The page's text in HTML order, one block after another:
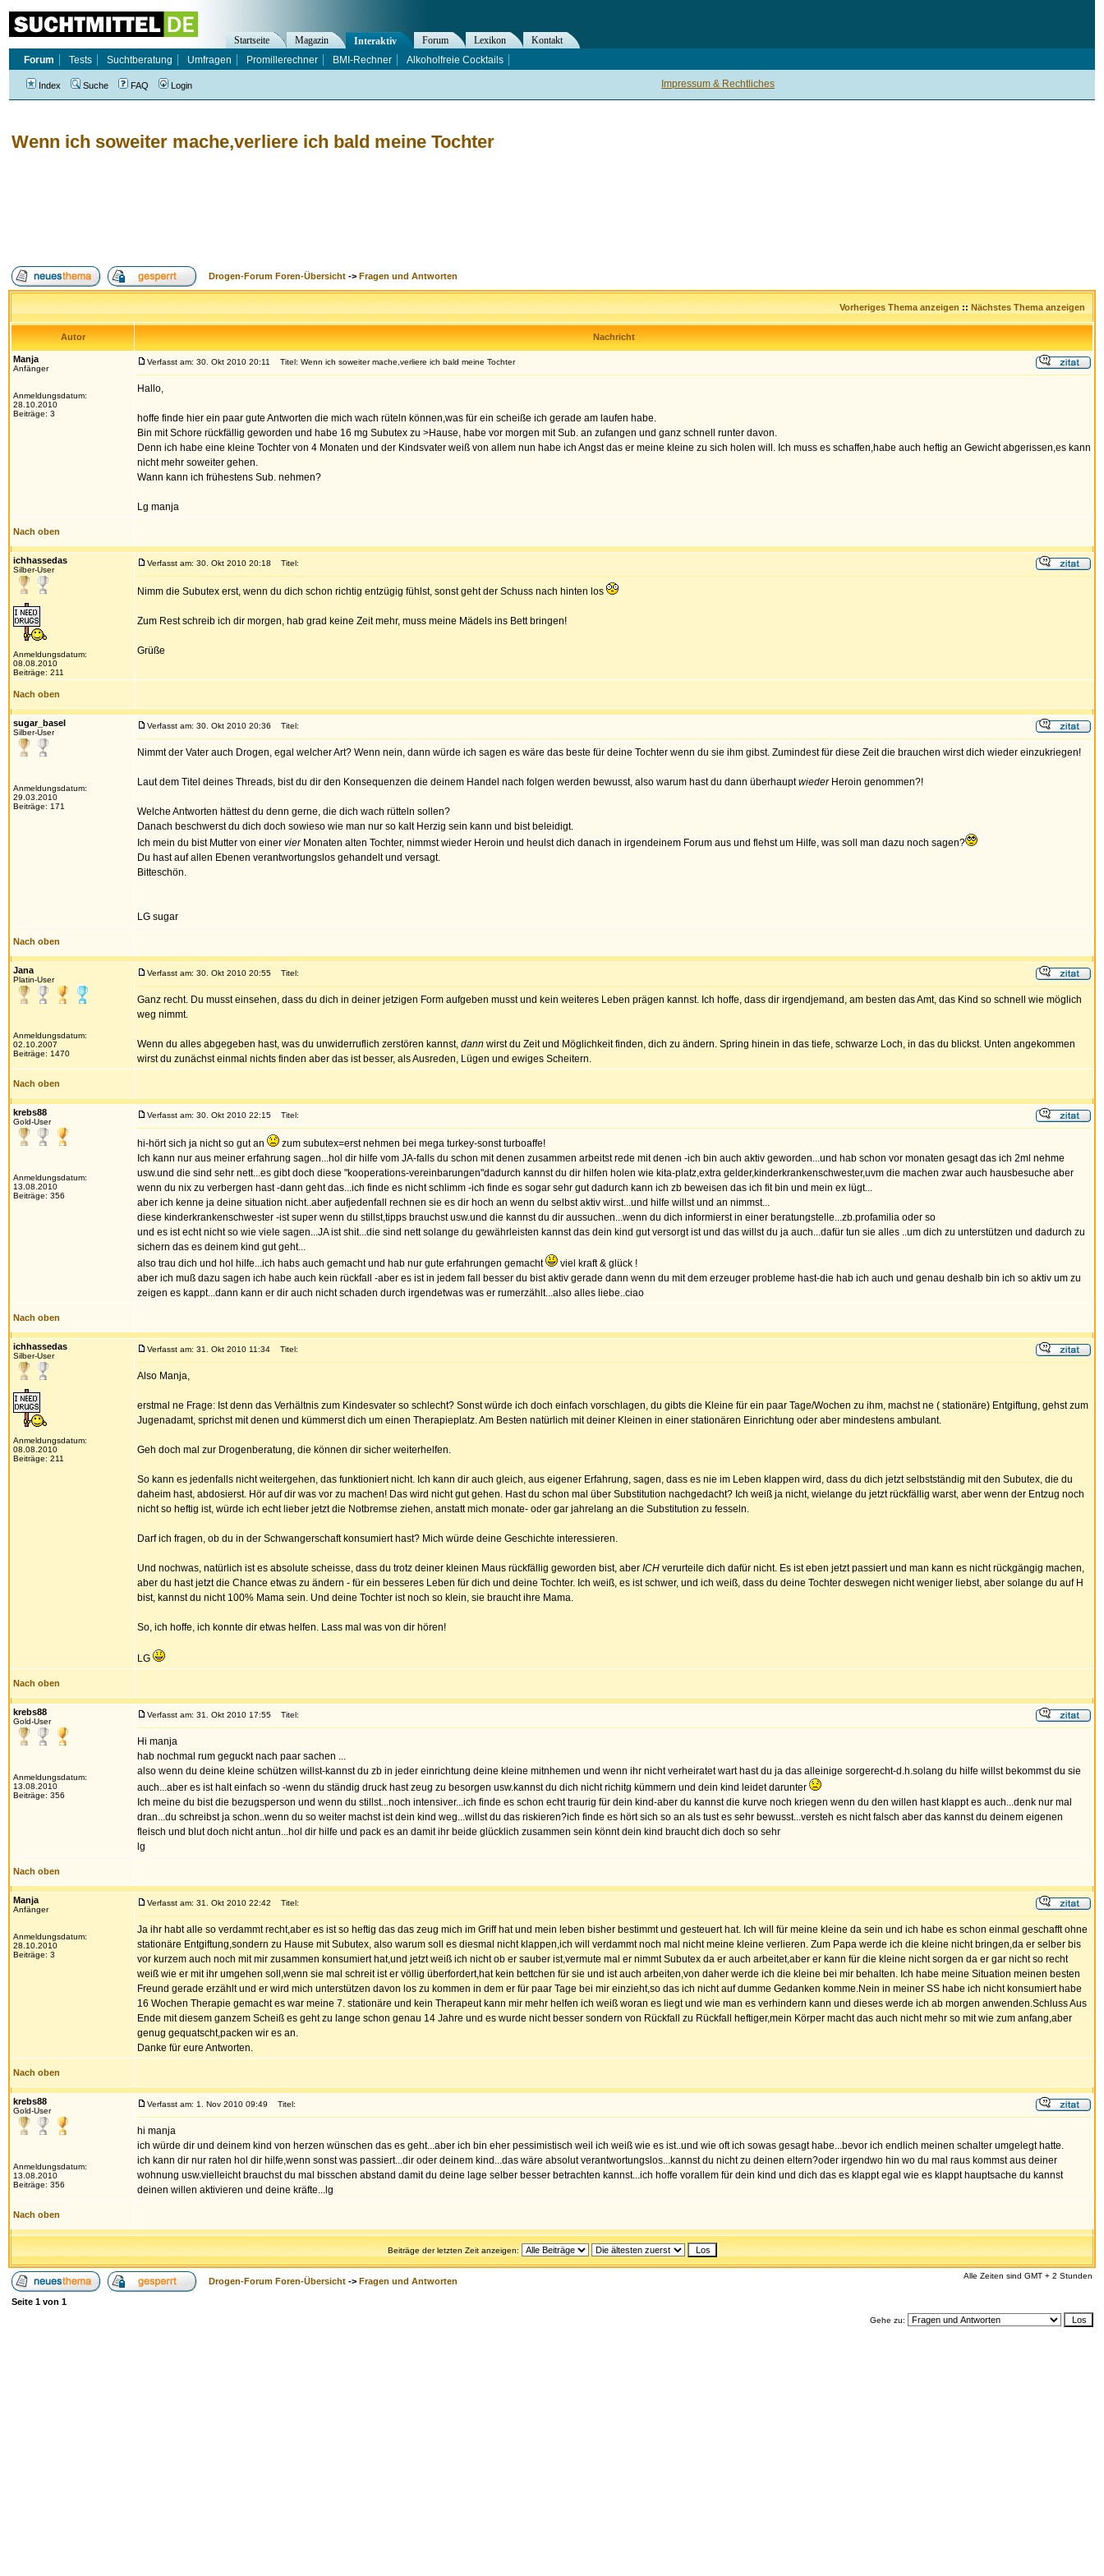
Wenn ich soweiter mache,verliere ich bald meine Tochter
Drogen-Forum Foren-Übersicht -> Fragen und Antworten
Vorheriges Thema anzeigen :: Nächstes Thema anzeigen
Autor Nachricht
Manja
Anfänger
Anmeldungsdatum:
28.10.2010
Beiträge: 3
Verfasst am: 30. Okt 2010 20:11 Titel: Wenn ich soweiter mache,verliere ich bald meine Tochter
Hallo,
hoffe finde hier ein paar gute Antworten die mich wach rüteln können,was für ein scheiße ich gerade am laufen habe.
Bin mit Schore rückfällig geworden und habe 16 mg Subutex zu >Hause, habe vor morgen mit Sub. an zufangen und ganz schnell runter davon.
Denn ich habe eine kleine Tochter von 4 Monaten und der Kindsvater weiß von allem nun habe ich Angst das er meine kleine zu sich holen will. Ich muss es schaffen,habe auch heftig an Gewicht abgerissen,es kann
nicht mehr soweiter gehen.
Wann kann ich frühestens Sub. nehmen?
Lg manja
Nach oben
ichhassedas
Silber-User
Anmeldungsdatum:
08.08.2010
Beiträge: 211
Verfasst am: 30. Okt 2010 20:18 Titel:
Nimm die Subutex erst, wenn du dich schon richtig entzügig fühlst, sonst geht der Schuss nach hinten los
Zum Rest schreib ich dir morgen, hab grad keine Zeit mehr, muss meine Mädels ins Bett bringen!
Grüße
Nach oben
sugar_basel
Silber-User
Anmeldungsdatum:
29.03.2010
Beiträge: 171
Verfasst am: 30. Okt 2010 20:36 Titel:
Nimmt der Vater auch Drogen, egal welcher Art? Wenn nein, dann würde ich sagen es wäre das beste für deine Tochter wenn du sie ihm gibst. Zumindest für diese Zeit die brauchen wirst dich wieder einzukriegen!
Laut dem Titel deines Threads, bist du dir den Konsequenzen die deinem Handel nach folgen werden bewusst, also warum hast du dann überhauptwiederHeroin genommen?!
Welche Antworten hättest du denn gerne, die dich wach rütteln sollen?
Danach beschwerst du dich doch sowieso wie man nur so kalt Herzig sein kann und bist beleidigt.
Ich mein du bist Mutter von einer vierMonaten alten Tochter, nimmst wieder Heroin und heulst dich danach in irgendeinem Forum aus und flehst um Hilfe, was soll man dazu noch sagen?
Du hast auf allen Ebenen verantwortungslos gehandelt und versagt.
Bitteschön.
LG sugar
Nach oben
Jana
Platin-User
Anmeldungsdatum:
02.10.2007
Beiträge: 1470
Verfasst am: 30. Okt 2010 20:55 Titel:
Ganz recht. Du musst einsehen, dass du dich in deiner jetzigen Form aufgeben musst und kein weiteres Leben prägen kannst. Ich hoffe, dass dir irgendjemand, am besten das Amt, das Kind so schnell wie möglich
weg nimmt.
Wenn du alles abgegeben hast, was du unwiderruflich zerstören kannst, dann wirst du Zeit und Möglichkeit finden, dich zu ändern. Spring hinein in das tiefe, schwarze Loch, in das du blickst. Unten angekommen
wirst du zunächst einmal nichts finden aber das ist besser, als Ausreden, Lügen und ewiges Scheitern.
Nach oben
krebs88
Gold-User
Anmeldungsdatum:
13.08.2010
Beiträge: 356
Verfasst am: 30. Okt 2010 22:15 Titel:
hi-hört sich ja nicht so gut an
zum subutex=erst nehmen bei mega turkey-sonst turboaffe!
Ich kann nur aus meiner erfahrung sagen...hol dir hilfe vom JA-falls du schon mit denen zusammen arbeitst rede mit denen -ich bin auch aktiv geworden...und hab schon vor monaten gesagt das ich 2ml nehme
usw.und die sind sehr nett...es gibt doch diese "kooperations-vereinbarungen"dadurch kannst du dir hilfen holen wie kita-platz,extra gelder,kinderkrankenschwester,uvm die machen zwar auch hausbesuche aber
wenn du nix zu verbergen hast -dann geht das...ich finde es nicht schlimm -ich finde es sogar sehr gut dadurch kann ich zb beweisen das ich fit bin und mein ex lügt...
aber ich kenne ja deine situation nicht..aber aufjedenfall rechnen sie es dir hoch an wenn du selbst aktiv wirst...und hilfe willst und an nimmst...
diese kinderkrankenschwester -ist super wenn du stillst,tipps brauchst usw.und die kannst du dir aussuchen...wenn du dich informierst in einer beratungstelle...zb.profamilia oder so
und es ist echt nicht so wie viele sagen...JA ist shit...die sind nett solange du gewährleisten kannst das dein kind gut versorgt ist und das willst du ja auch...dafür tun sie alles ..um dich zu unterstützen und dadurch zu
sichern das es deinem kind gut geht...
also trau dich und hol hilfe...ich habs auch gemacht und hab nur gute erfahrungen gemacht
viel kraft & glück !
aber ich muß dazu sagen ich habe auch kein rückfall -aber es ist in jedem fall besser du bist aktiv gerade dann wenn du mit dem erzeuger probleme hast-die hab ich auch und genau deshalb bin ich so aktiv um zu
zeigen es kappt...dann kann er dir auch nicht schaden durch irgendetwas was er rumerzählt...also alles liebe..ciao
Nach oben
ichhassedas
Silber-User
Anmeldungsdatum:
08.08.2010
Beiträge: 211
Verfasst am: 31. Okt 2010 11:34 Titel:
Also Manja,
erstmal ne Frage: Ist denn das Verhältnis zum Kindesvater so schlecht? Sonst würde ich doch einfach vorschlagen, du gibts die Kleine für ein paar Tage/Wochen zu ihm, machst ne ( stationäre) Entgiftung, gehst zum
Jugenadamt, sprichst mit denen und kümmerst dich um einen Therapieplatz. Am Besten natürlich mit deiner Kleinen in einer stationären Einrichtung oder aber mindestens ambulant.
Geh doch mal zur Drogenberatung, die können dir sicher weiterhelfen.
So kann es jedenfalls nicht weitergehen, das funktioniert nicht. Ich kann dir auch gleich, aus eigener Erfahrung, sagen, dass es nie im Leben klappen wird, dass du dich jetzt selbstständig mit den Subutex, die du
daheim hast, abdosierst. Hör auf dir was vor zu machen! Das wird nicht gut gehen. Hast du schon mal über Substitution nachgedacht? Ich weiß ja nicht, wielange du jetzt rückfällig warst, aber wenn der Entzug noch
nicht so heftig ist, würde ich echt lieber jetzt die Notbremse ziehen, anstatt mich monate- oder gar jahrelang an die Substitution zu fesseln.
Darf ich fragen, ob du in der Schwangerschaft konsumiert hast? Mich würde deine Geschichte interessieren.
Und nochwas, natürlich ist es absolute scheisse, dass du trotz deiner kleinen Maus rückfällig geworden bist, aber ICH verurteile dich dafür nicht. Es ist eben jetzt passiert und man kann es nicht rückgängig machen,
aber du hast jetzt die Chance etwas zu ändern - für ein besseres Leben für dich und deine Tochter. Ich weiß, es ist schwer, und ich weiß, dass du deine Tochter deswegen nicht weniger liebst, aber solange du auf H
bist, kannst du nicht 100% Mama sein. Und deine Tochter ist noch so klein, sie braucht ihre Mama.
So, ich hoffe, ich konnte dir etwas helfen. Lass mal was von dir hören!
LG
Nach oben
krebs88
Gold-User
Anmeldungsdatum:
13.08.2010
Beiträge: 356
Verfasst am: 31. Okt 2010 17:55 Titel:
Hi manja
hab nochmal rum geguckt nach paar sachen ...
also wenn du deine kleine schützen willst-kannst du zb in jeder einrichtung deine kleine mitnhemen und wenn ihr nicht verheiratet wart hast du ja das alleinige sorgerecht-d.h.solang du hilfe willst bekommst du sie
auch...aber es ist halt einfach so -wenn du ständig druck hast zeug zu besorgen usw.kannst du dich nicht richitg kümmern und dein kind leidet darunter
Ich meine du bist die bezugsperson und wenn du stillst...noch intensiver...ich finde es schon echt traurig für dein kind-aber du kannst die kurve noch kriegen wenn du den willen hast klappt es auch...denk nur mal
dran...du schreibst ja schon..wenn du so weiter machst ist dein kind weg...willst du das riskieren?ich finde es hört sich so an als tust es sehr bewusst...versteh es nicht falsch aber das kannst du deinem eigenen
fleisch und blut doch nicht antun...hol dir hilfe und pack es an damit ihr beide glücklich zusammen sein könnt dein kind braucht dich doch so sehr
lg
Nach oben
Manja
Anfänger
Anmeldungsdatum:
28.10.2010
Beiträge: 3
Verfasst am: 31. Okt 2010 22:42 Titel:
Ja ihr habt alle so verdammt recht,aber es ist so heftig das das zeug mich im Griff hat und mein leben bisher bestimmt und gesteuert hat. Ich will für meine kleine da sein und ich habe es schon einmal geschafft ohne
stationäre Entgiftung,sondern zu Hause mit Subutex, also warum soll es diesmal nicht klappen,ich will verdammt noch mal nicht meine kleine verlieren. Zum Papa werde ich die kleine nicht bringen,da er selber bis
vor kurzem auch noch mit mir zusammen konsumiert hat,und jetzt weiß ich nicht ob er sauber ist,vermute mal er nimmt Subutex da er auch arbeitet,aber er kann für die kleine nicht sorgen da er gar nicht so recht
weiß wie er mit ihr umgehen soll,wenn sie mal schreit ist er völlig überfordert,hat kein bettchen für sie und ist auch arbeiten,von daher werde ich die kleine bei mir behalten. Ich habe meine Situation meinen besten
Freund gerade erzählt und er wird mich unterstützen davon los zu kommen in dem er für paar Tage bei mir einzieht,so das ich nicht auf dumme Gedanken komme.Nein in meiner SS habe ich nicht konsumiert habe
16 Wochen Therapie gemacht es war meine 7. stationäre und kein Therapeut kann mir mehr helfen ich weiß woran es liegt und wie man es verhindern kann und dieses werde ich ab morgen anwenden.Schluss Aus
Ende mit diesem ganzem Scheiß es geht zu lange schon genau 14 Jahre und es wurde nicht besser sondern von Rückfall zu Rückfall heftiger,mein Körper macht das auch nicht mehr so mit wie zum anfang,aber
genug gequatscht,packen wir es an.
Danke für eure Antworten.
Nach oben
krebs88
Gold-User
Anmeldungsdatum:
13.08.2010
Beiträge: 356
Verfasst am: 1. Nov 2010 09:49 Titel:
hi manja
ich würde dir und deinem kind von herzen wünschen das es geht...aber ich bin eher pessimistisch weil ich weiß wie es ist..und wie oft ich sowas gesagt habe...bevor ich endlich meinen schalter umgelegt hatte.
ich kann dir nur raten hol dir hilfe,wenn sonst was passiert...dir oder deinem kind...das wäre absolut verantwortungslos...kannst du nicht zu deinen eltern?oder irgendwo hin wo du mal raus kommst aus deiner
wohnung usw.vielleicht brauchst du mal bisschen abstand damit du deine lage selber besser betrachten kannst...ich hoffe vorallem für dein kind und dich das es klappt egal wie es klappt hauptsache du kannst
deinen willen aktivieren und deine kräfte...lg
Nach oben
Beiträge der letzten Zeit anzeigen:
Drogen-Forum Foren-Übersicht -> Fragen und Antworten
Alle Zeiten sind GMT + 2 Stunden
Seite 1 von 1
Gehe zu:
Impressum & Rechtliches
Startseite Magazin Interaktiv Forum Lexikon
Kontakt
Forum
Tests Suchtberatung Umfragen Promillerechner BMI-Rechner Alkoholfreie Cocktails
Index Suche FAQ Login